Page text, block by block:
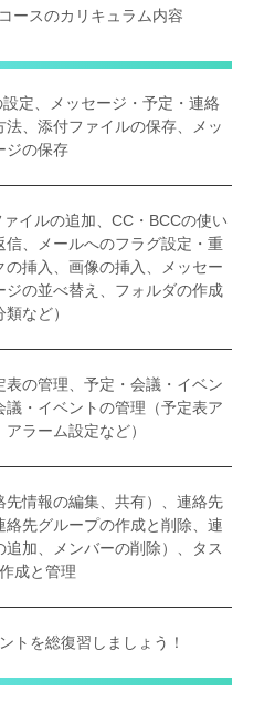
ースのカリキュラム内容
定、メッセージ・予定・連絡
、添付ファイルの保存、メッ
ジの保存
イルの追加、CC・BCCの使い
、メールへのフラグ設定・重
挿入、画像の挿入、メッセー
ジの並べ替え、フォルダの作成
類など）
の管理、予定・会議・イベン
議・イベントの管理（予定表ア
ラーム設定など）
情報の編集、共有）、連絡先
先グループの作成と削除、連
加、メンバーの削除）、タス
成と管理
トを総復習しましょう！